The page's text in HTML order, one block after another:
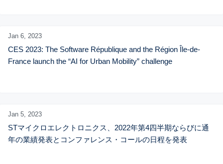
Jan 6, 2023
CES 2023: The Software République and the Région Île-de-
France launch the “AI for Urban Mobility” challenge
Jan 5, 2023
STマイクロエレクトロニクス、2022年第4四半期ならびに通
年の業績発表とコンファレンス・コールの日程を発表